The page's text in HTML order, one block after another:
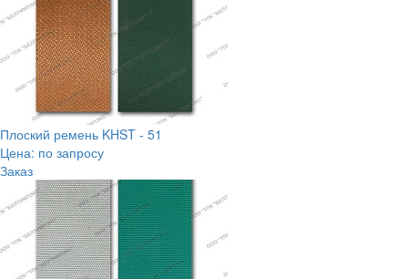
Плоский ремень KHST - 51
Цена: по запросу
Заказ